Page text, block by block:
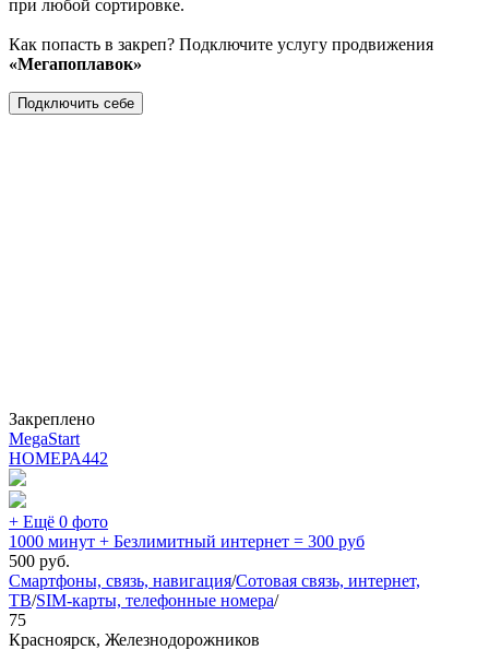
при любой сортировке.
Как попасть в закреп? Подключите услугу продвижения
«Мегапоплавок»
Подключить себе
Закреплено
MegaStart
НОМЕРА442
+ Ещё 0 фото
1000 минут + Безлимитный интернет = 300 руб
500 руб.
Смартфоны, связь, навигация/Сотовая связь, интернет,
ТВ/SIM-карты, телефонные номера/
75
Красноярск, Железнодорожников